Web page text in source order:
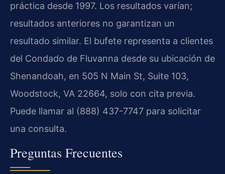
práctica desde 1997. Los resultados varían;
resultados anteriores no garantizan un
resultado similar. El bufete representa a clientes
del Condado de Fluvanna desde su ubicación de
Shenandoah, en 505 N Main St, Suite 103,
Woodstock, VA 22664, solo con cita previa.
Puede llamar al (888) 437-7747 para solicitar
una consulta.
Preguntas Frecuentes